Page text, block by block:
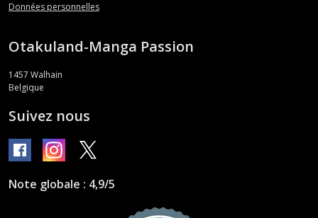
Données personnelles
Otakuland-Manga Passion
1457 Walhain
Belgique
Suivez nous
Note globale : 4,9/5